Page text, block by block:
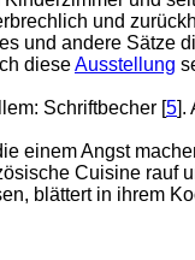
und
und andere Sätze
dieseAusstellung
Schriftbecher [5].
einem Angst
Cuisine
blättert in ihrem